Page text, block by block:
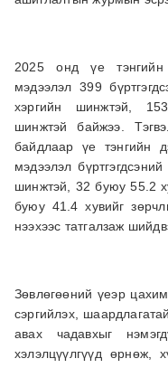
2025 онд үе тэнгийн
мэдээлэл 399
хэргийн шинжтэй,
шинжтэй байжээ.
байдлаар үе тэнгийн
мэдээлэл
шинжтэй, 32 буюу 55.2
буюу 41.4 хувийг
нээхээс татгалзаж
Зөвлөгөөний үеэр
сэргийлэх,
авах чадавхыг
хэлэлцүүлгүүд өрнөж,